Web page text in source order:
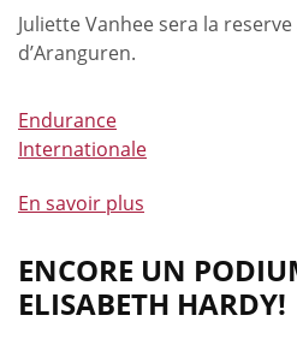
Juliette Vanhee sera la
d’Aranguren.
Endurance
Internationale
En savoir plus
de
Sélection
nationale
ENCORE UN
ELISABETH HARDY!